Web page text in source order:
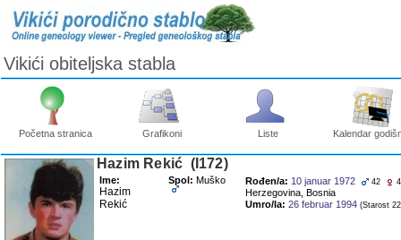
Vikići obiteljska stabla
Početna stranica Grafikoni Liste Kalendar
Hazim Rekić ‎(I172)‎
Ime:
Hazim
Rekić
Spol: Muško Rođen/a: 10 januar 1972 42
Herzegovina, Bosnia
Umro/la: 26 februar 1994 ‎(Starost